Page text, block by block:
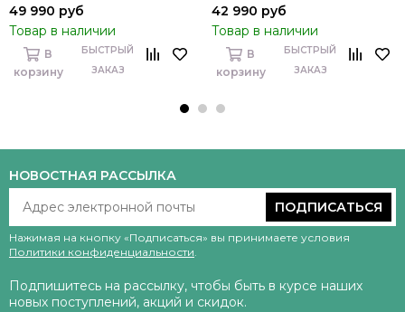
49 990 руб
Товар в наличии
В
корзину
БЫСТРЫЙ
ЗАКАЗ
42 990 руб
Товар в наличии
В
корзину
БЫСТРЫЙ
ЗАКАЗ
НОВОСТНАЯ РАССЫЛКА
ПОДПИСАТЬСЯ
Нажимая на кнопку «Подписаться» вы принимаете условия
Политики конфиденциальности.
Подпишитесь на рассылку, чтобы быть в курсе наших
новых поступлений, акций и скидок.